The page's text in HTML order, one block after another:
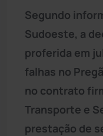
Segundo
Sudoeste, a
proferida em
falhas no
no contrato
Transporte e
prestação de